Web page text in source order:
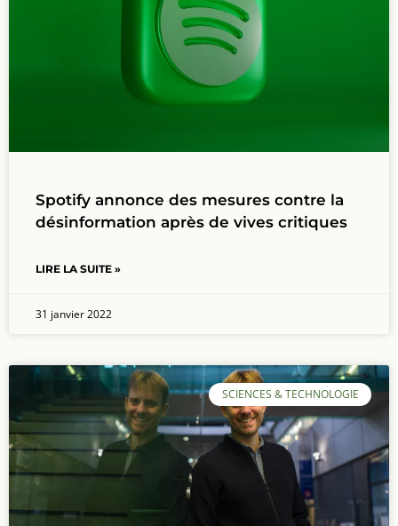
Spotify annonce des mesures contre la
désinformation après de vives critiques
LIRE LA SUITE »
31 janvier 2022
SCIENCES & TECHNOLOGIE